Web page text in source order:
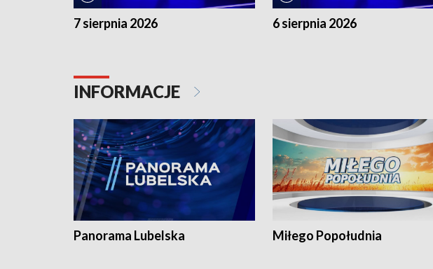
7 sierpnia 2026 6 sierpnia 2026
INFORMACJE
Panorama Lubelska Miłego Popołudnia